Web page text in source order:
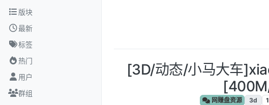
跳转至内容
版块
最新
标签
热门
用户
群组
[3D/动态/小马大车
网赚盘资源 3d 1